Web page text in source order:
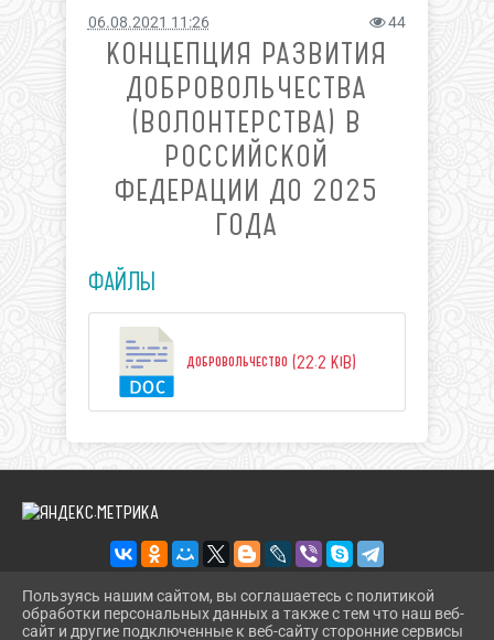
06.08.2021 11:26 44
КОНЦЕПЦИЯ РАЗВИТИЯ
ДОБРОВОЛЬЧЕСТВА
(ВОЛОНТЕРСТВА) В
РОССИЙСКОЙ
ФЕДЕРАЦИИ ДО 2025
ГОДА
ФАЙЛЫ
добровольчество (22.2 KiB)
2026 Г. IKM-DINSKOI.RU
Пользуясь нашим сайтом, вы соглашаетесь с политикой
обработки персональных данных а также с тем что наш веб-
сайт и другие подключенные к веб-сайту сторонние сервисы